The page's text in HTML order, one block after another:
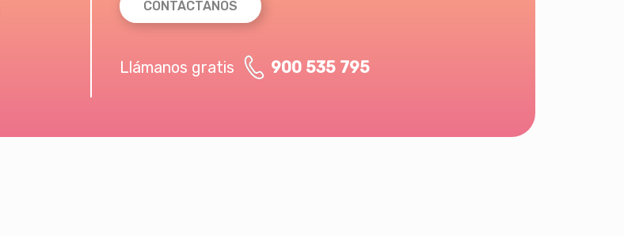
CONTÁCTANOS
Llámanos gratis 900 535 795